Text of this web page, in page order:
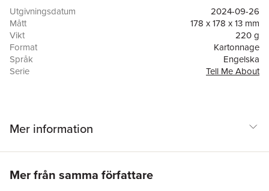
conveyed in accessible language. Sidebars on each spread
provide even more information for every question asked and
answered.
Utgivningsdatum
2024-09-26
Mått
178 x 178 x 13 mm
Vikt
220 g
Format
Kartonnage
Språk
Engelska
Serie
Tell Me About
Mer information
Mer från samma författare